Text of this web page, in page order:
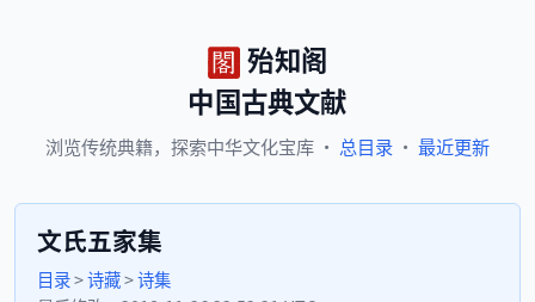
殆知阁
中国古典文献
浏览传统典籍， 探索中华文化宝库 · 总目录 · 最近更新
文氏五家集
目录>诗藏>诗集